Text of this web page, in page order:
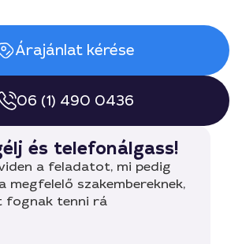
Árajánlat kérése
06 (1) 490 0436
és telefonálgass!
a feladatot, mi pedig
megfelelő szakembereknek,
fognak tenni rá